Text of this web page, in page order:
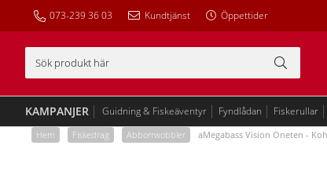
073-239 36 03 Kundtjänst Öppettider
Guidning & Fiskeäventyr Fyndlådan Fiskerullar
KAMPANJER
Hem Fiskedrag Abborrwobbler aMegabass Vision Oneten -